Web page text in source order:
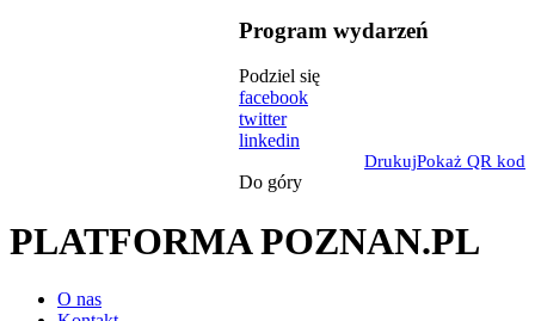
Program wydarzeń
Podziel się
facebook
twitter
linkedin
DrukujPokaż QR kod
Do góry
PLATFORMA POZNAN.PL
O nas